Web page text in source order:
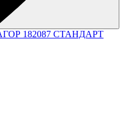
182087 СТАНДАРТ